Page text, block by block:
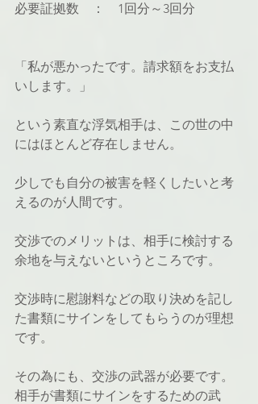
必要証拠数　：　1回分～3回分
「私が悪かったです。請求額をお支払
いします。」
という素直な浮気相手は、この世の中
にはほとんど存在しません。
少しでも自分の被害を軽くしたいと考
えるのが人間です。
交渉でのメリットは、相手に検討する
余地を与えないというところです。
交渉時に慰謝料などの取り決めを記し
た書類にサインをしてもらうのが理想
です。
その為にも、交渉の武器が必要です。
相手が書類にサインをするための武